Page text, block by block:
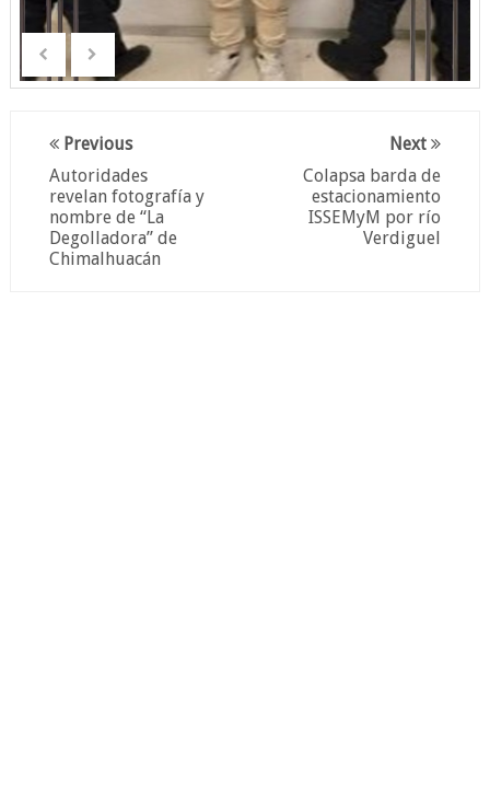
Next
Colapsa barda de
estacionamiento
ISSEMyM por río
Verdiguel
Previous
Autoridades
revelan fotografía y
nombre de “La
Degolladora” de
Chimalhuacán